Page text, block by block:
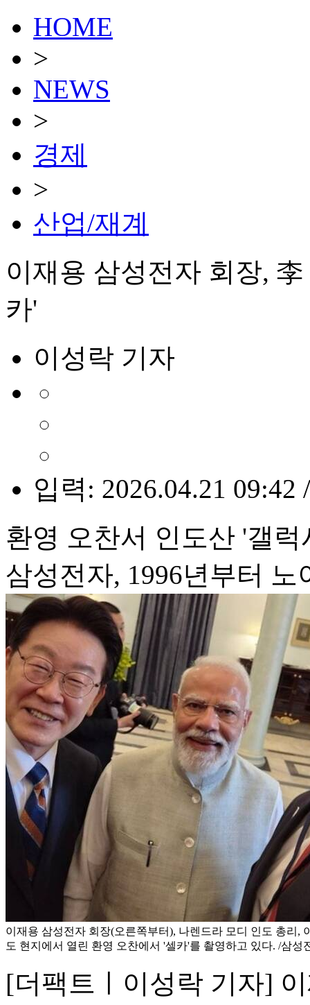
HOME
>
NEWS
>
경제
>
산업/재계
이재용 삼성전자 회장,
카'
이성락 기자
입력: 2026.04.21 09:42
환영 오찬서 인도산 '갤
삼성전자, 1996년부터
이재용 삼성전자 회장(오른쪽부터), 나렌드라 모디 인도 총리,
도 현지에서 열린 환영 오찬에서 '셀카'를 촬영하고 있다. /삼성
[더팩트ㅣ이성락 기자]